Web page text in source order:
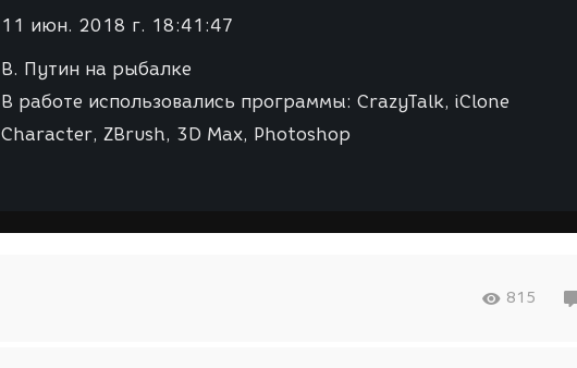
11 июн. 2018 г. 18:41:47
В. Путин на рыбалке
В работе использовались программы: CrazyTalk, iClone
Character, ZBrush, 3D Max, Photoshop
815